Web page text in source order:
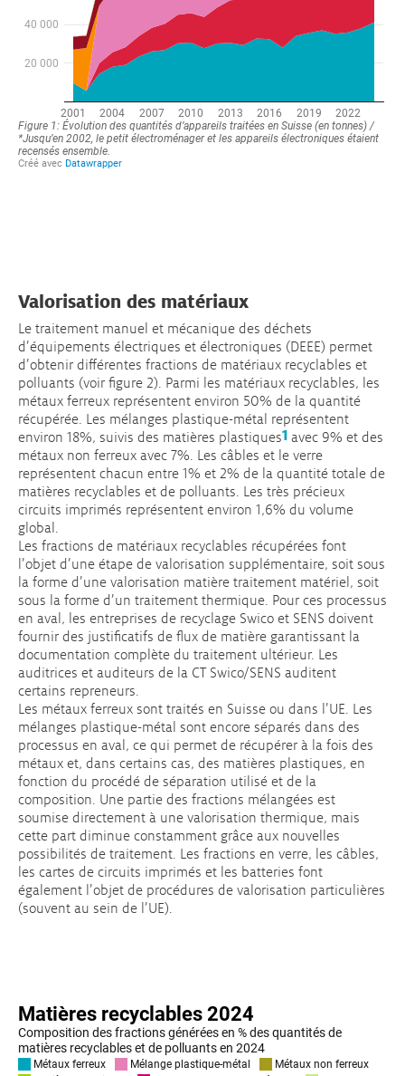
Valorisation des matériaux
Le traitement manuel et mécanique des déchets
d’équipements électriques et électroniques (DEEE) permet
d’obtenir différentes fractions de matériaux recyclables et
polluants (voir figure 2). Parmi les matériaux recyclables, les
métaux ferreux représentent environ 50% de la quantité
récupérée. Les mélanges plastique-métal représentent
environ 18%, suivis des matières plastiques1 avec 9% et des
métaux non ferreux avec 7%. Les câbles et le verre
représentent chacun entre 1% et 2% de la quantité totale de
matières recyclables et de polluants. Les très précieux
circuits imprimés représentent environ 1,6% du volume
global.
Les fractions de matériaux recyclables récupérées font
l’objet d’une étape de valorisation supplémentaire, soit sous
la forme d’une valorisation matière traitement matériel, soit
sous la forme d’un traitement thermique. Pour ces processus
en aval, les entreprises de recyclage Swico et SENS doivent
fournir des justificatifs de flux de matière garantissant la
documentation complète du traitement ultérieur. Les
auditrices et auditeurs de la CT Swico/SENS auditent
certains repreneurs.
Les métaux ferreux sont traités en Suisse ou dans l’UE. Les
mélanges plastique-métal sont encore séparés dans des
processus en aval, ce qui permet de récupérer à la fois des
métaux et, dans certains cas, des matières plastiques, en
fonction du procédé de séparation utilisé et de la
composition. Une partie des fractions mélangées est
soumise directement à une valorisation thermique, mais
cette part diminue constamment grâce aux nouvelles
possibilités de traitement. Les fractions en verre, les câbles,
les cartes de circuits imprimés et les batteries font
également l’objet de procédures de valorisation particulières
(souvent au sein de l’UE).